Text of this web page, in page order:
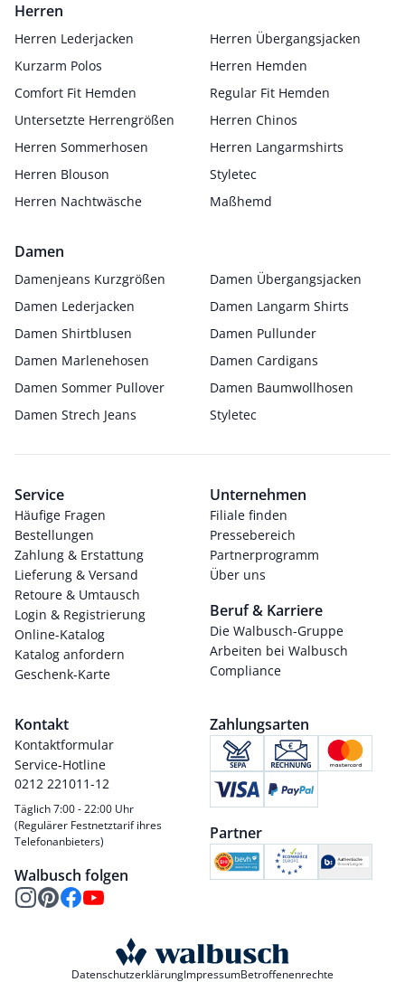
Herren
Herren Lederjacken
Herren Übergangsjacken
Kurzarm Polos
Herren Hemden
Comfort Fit Hemden
Regular Fit Hemden
Untersetzte Herrengrößen
Herren Chinos
Herren Sommerhosen
Herren Langarmshirts
Herren Blouson
Styletec
Herren Nachtwäsche
Maßhemd
Damen
Damenjeans Kurzgrößen
Damen Übergangsjacken
Damen Lederjacken
Damen Langarm Shirts
Damen Shirtblusen
Damen Pullunder
Damen Marlenehosen
Damen Cardigans
Damen Sommer Pullover
Damen Baumwollhosen
Damen Strech Jeans
Styletec
Service
Häufige Fragen
Bestellungen
Zahlung & Erstattung
Lieferung & Versand
Retoure & Umtausch
Login & Registrierung
Online-Katalog
Katalog anfordern
Geschenk-Karte
Unternehmen
Filiale finden
Pressebereich
Partnerprogramm
Über uns
Beruf & Karriere
Die Walbusch-Gruppe
Arbeiten bei Walbusch
Compliance
Kontakt
Kontaktformular
Service-Hotline
0212 221011-12
Täglich 7:00 - 22:00 Uhr
(Regulärer Festnetztarif ihres
Telefonanbieters)
Walbusch folgen
Zahlungsarten
Partner
DatenschutzerklärungImpressumBetroffenenrechte